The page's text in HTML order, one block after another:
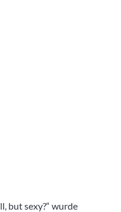
but sexy?“ wurde